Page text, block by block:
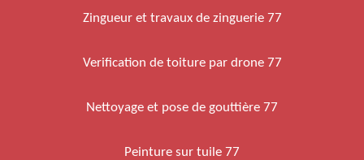
Zingueur et travaux de zinguerie 77
Verification de toiture par drone 77
Nettoyage et pose de gouttière 77
Peinture sur tuile 77